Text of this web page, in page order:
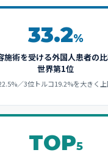
33.2%
施術を受ける外国人患者の
世界第1位
／3位トルコ19.2%を大きく上
TOP5